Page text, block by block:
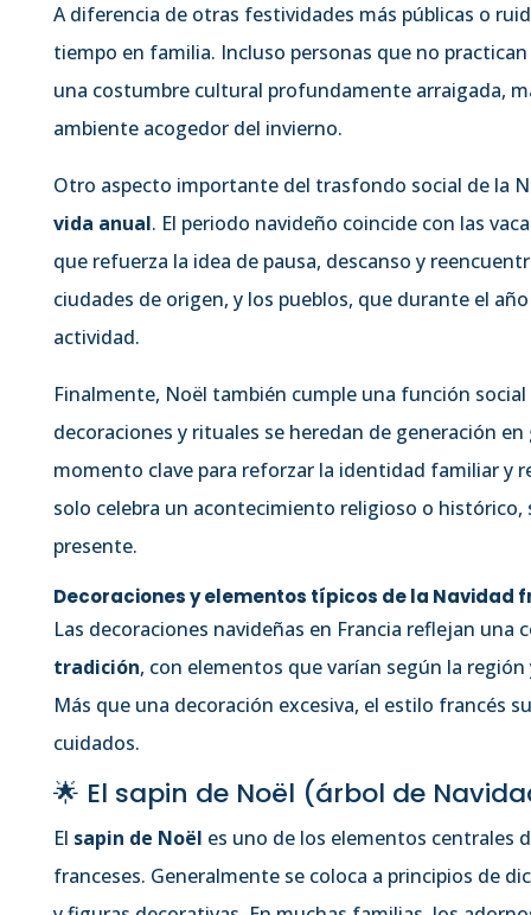
A diferencia de otras festividades más públicas o
tiempo en familia. Incluso personas que no
una costumbre cultural profundamente arraigada,
ambiente acogedor del invierno.
Otro aspecto importante del trasfondo social de la
vida anual. El periodo navideño coincide con las
que refuerza la idea de pausa, descanso y
ciudades de origen, y los pueblos, que durante el
actividad.
Finalmente, Noël también cumple una función
decoraciones y rituales se heredan de generación
momento clave para reforzar la identidad familiar y
solo celebra un acontecimiento religioso o
presente.
Decoraciones y elementos típicos de la Navidad
Las decoraciones navideñas en Francia reflejan una
tradición, con elementos que varían según la
Más que una decoración excesiva, el estilo francés
cuidados.
🌟 El sapin de Noël (árbol de
El sapin de Noël es uno de los elementos centrales
franceses. Generalmente se coloca a principios de